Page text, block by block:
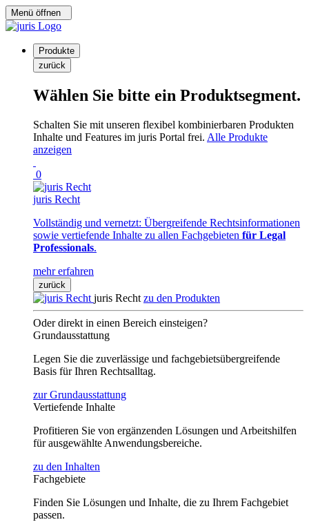
Menü öffnen
Produkte
zurück
Wählen Sie bitte ein Produktsegment.
Schalten Sie mit unseren flexibel kombinierbaren Produkten
Inhalte und Features im juris Portal frei. Alle Produkte
anzeigen
0
juris Recht
Vollständig und vernetzt: Übergreifende Rechtsinformationen
sowie vertiefende Inhalte zu allen Fachgebieten für Legal
Professionals.
mehr erfahren
zurück
juris Recht zu den Produkten
Oder direkt in einen Bereich einsteigen?
Grundausstattung
Legen Sie die zuverlässige und fachgebietsübergreifende
Basis für Ihren Rechtsalltag.
zur Grundausstattung
Vertiefende Inhalte
Profitieren Sie von ergänzenden Lösungen und Arbeitshilfen
für ausgewählte Anwendungsbereiche.
zu den Inhalten
Fachgebiete
Finden Sie Lösungen und Inhalte, die zu Ihrem Fachgebiet
passen.